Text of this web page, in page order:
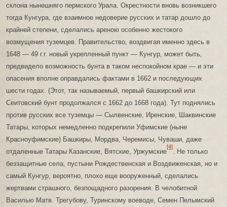
склона нынешняго пермского Урала. Окрестности вновь возникшего
тогда Кунгура, где взаимное недоверие русских и татар дошло до
крайней степени, сделались ареною особенно жестокого
возмущения туземцев. Правительство, воздвигая именно здесь в
1648 — 49 г.г. новый укрепленный пункт — Кунгур, может быть,
предвидело возможность бунта в таком неспокойном крае — и эти
опасения вполне оправдались фактами в 1662 и последующих
шести годах. (Этот, так называемый, первый башкирский или
Сеитовский бунт продолжался с 1662 до 1668 года). Тут поднялись
против русских все туземцы — Сылвенские, Иренские, Шаквинские
Татары, которых немедленно подкрепили Уфимские (ныне
Красноуфимские) Башкиры, Мордва, Черемисы, Чуваши, даже
отдаленные Татары Казанские, Вятские, Уржумские
[4]
. Не только
беззащитные села, пустыни Рождественская и Воздвиженская, но и
самый Кунгур, вероятно, плохо еще вооруженный, сделались
жертвами страшного, безпощадного разорения. В челобитной
Василью Матв. Трегубову, Туринскому воеводе, Семен Пелымский